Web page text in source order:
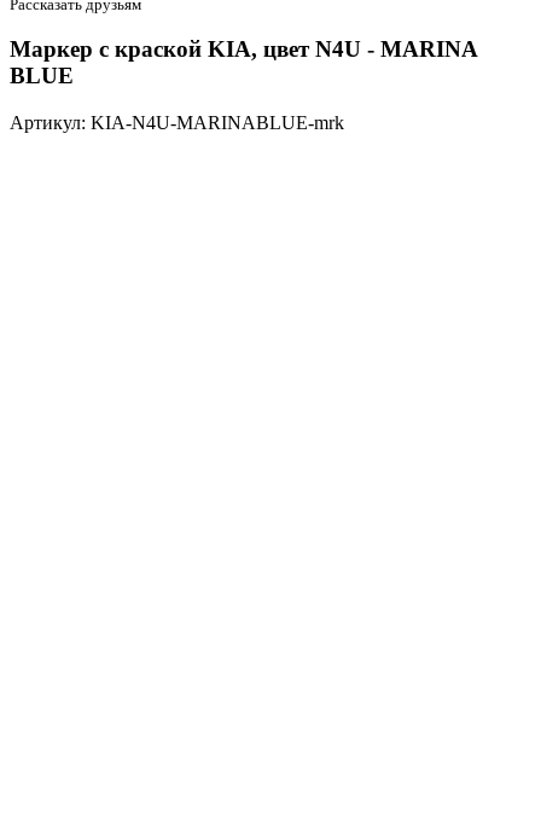
Рассказать друзьям
Маркер с краской KIA, цвет N4U - MARINA
BLUE
Артикул: KIA-N4U-MARINABLUE-mrk